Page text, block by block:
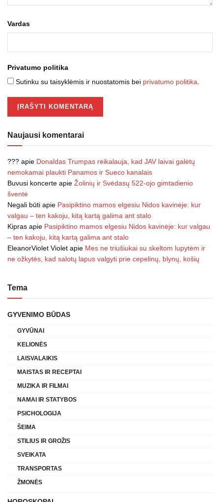
Vardas
Privatumo politika
Sutinku su taisyklėmis ir nuostatomis bei privatumo politika
Naujausi komentarai
??? apie Donaldas Trumpas reikalauja, kad JAV laivai galėtų
nemokamai plaukti Panamos ir Sueco kanalais
Buvusi koncerte apie Žolinių ir Svėdasų 522-ojo gimtadienio
šventė
Negali būti apie Pasipiktino mamos elgesiu Nidos kavinėje: kur
valgau – ten kakoju, kitą kartą galima ant stalo
Kipras apie Pasipiktino mamos elgesiu Nidos kavinėje: kur valgau
– ten kakoju, kitą kartą galima ant stalo
EleanorViolet Violet apie Mes ne triušiukai su skeltom lupytėm ir
ne ožkytės, kad salotų lapus valgyti prie cepelinų, blynų, košių
Tema
GYVENIMO BŪDAS
GYVŪNAI
KELIONĖS
LAISVALAIKIS
MAISTAS IR RECEPTAI
MUZIKA IR FILMAI
NAMAI IR STATYBOS
PSICHOLOGIJA
ŠEIMA
STILIUS IR GROŽIS
SVEIKATA
TRANSPORTAS
ŽMONĖS